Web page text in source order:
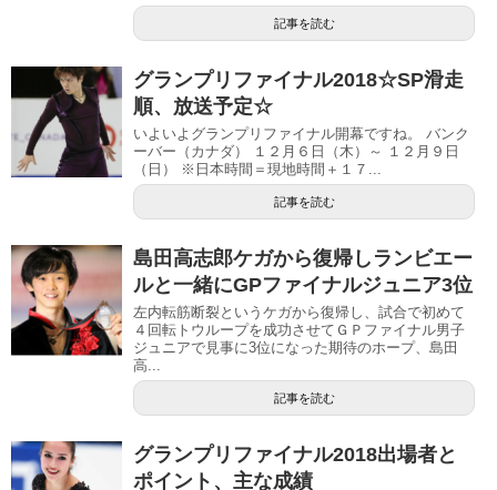
記事を読む
グランプリファイナル2018☆SP滑走
順、放送予定☆
いよいよグランプリファイナル開幕ですね。 バンク
ーバー（カナダ） １２月６日（木）～ １２月９日
（日） ※日本時間＝現地時間＋１７...
記事を読む
島田高志郎ケガから復帰しランビエー
ルと一緒にGPファイナルジュニア3位
左内転筋断裂というケガから復帰し、試合で初めて
４回転トウループを成功させてＧＰファイナル男子
ジュニアで見事に3位になった期待のホープ、島田
高...
記事を読む
グランプリファイナル2018出場者と
ポイント、主な成績